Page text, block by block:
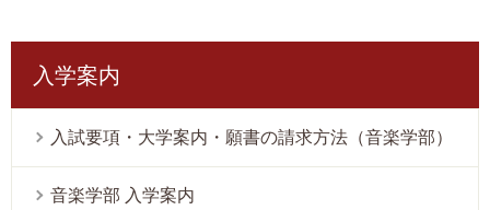
入学案内
入試要項・大学案内・願書の請求方法（音楽学部）
音楽学部 入学案内